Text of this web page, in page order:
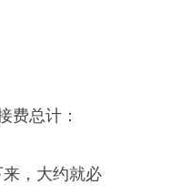
费总计：
，大约就必